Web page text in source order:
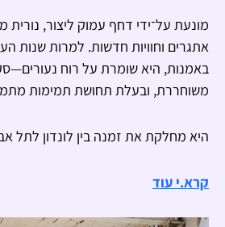
מונעת על־ידי דחף עמוק ליצור,
אתגרים וחוויות חדשות. למרות שנות
באמנות, היא שומרת על רוח
משוחררת, ובעלת תחושת תמימות
היא מחלקת את זמנה בין לונדון לתל
קרא.י עוד